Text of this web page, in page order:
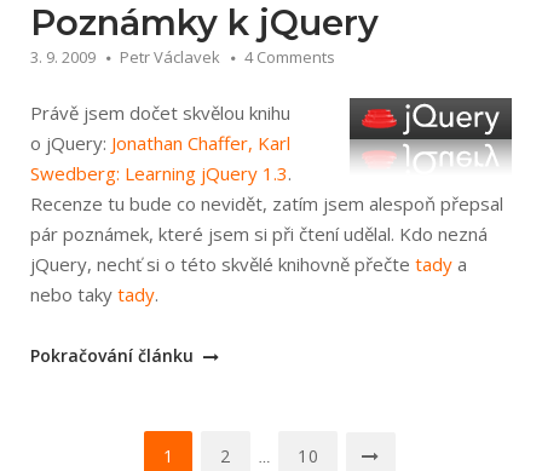
jQuery
Poznámky k jQuery
3. 9. 2009 Petr Václavek 4 Comments
Právě jsem dočet skvělou knihu
o jQuery: Jonathan Chaffer, Karl
Swedberg: Learning jQuery 1.3.
Recenze tu bude co nevidět, zatím jsem alespoň přepsal
pár poznámek, které jsem si při čtení udělal. Kdo nezná
jQuery, nechť si o této skvělé knihovně přečte tady a
nebo taky tady.
„Poznámky
Pokračování článku
Navigace1 2 … 10